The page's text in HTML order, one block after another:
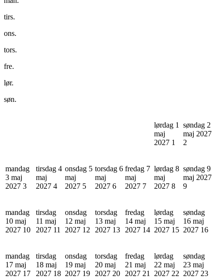
tirs.
ons.
tors.
fre.
lør.
søn.
lørdag 1
maj
2027 1
søndag 2
maj 2027
2
mandag
3 maj
2027 3
tirsdag 4
maj
2027 4
onsdag 5
maj
2027 5
torsdag 6
maj
2027 6
fredag 7
maj
2027 7
lørdag 8
maj
2027 8
søndag 9
maj 2027
9
mandag
10 maj
2027 10
tirsdag
11 maj
2027 11
onsdag
12 maj
2027 12
torsdag
13 maj
2027 13
fredag
14 maj
2027 14
lørdag
15 maj
2027 15
søndag
16 maj
2027 16
mandag
17 maj
2027 17
tirsdag
18 maj
2027 18
onsdag
19 maj
2027 19
torsdag
20 maj
2027 20
fredag
21 maj
2027 21
lørdag
22 maj
2027 22
søndag
23 maj
2027 23